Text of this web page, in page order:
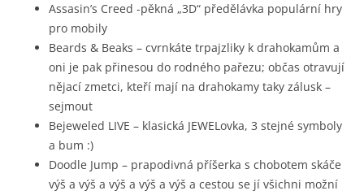
Assasin’s Creed -pěkná „3D“ předělávka populární hry
pro mobily
Beards & Beaks – cvrnkáte trpajzliky k drahokamům a
oni je pak přinesou do rodného pařezu; občas otravují
nějací zmetci, kteří mají na drahokamy taky zálusk –
sejmout
Bejeweled LIVE – klasická JEWELovka, 3 stejné symboly
a bum :)
Doodle Jump – prapodivná příšerka s chobotem skáče
výš a výš a výš a výš a výš a cestou se jí všichni možní